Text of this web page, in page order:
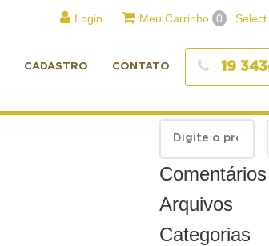
Login Meu Carrinho 0
CADASTRO CONTATO 19
Comentários
Arquivos
Categorias